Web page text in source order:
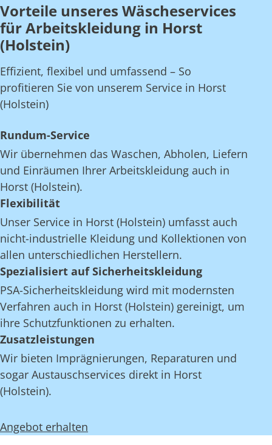
Vorteile unseres Wäscheservices
für Arbeitskleidung in Horst
(Holstein)
Effizient, flexibel und umfassend – So
profitieren Sie von unserem Service in Horst
(Holstein)
Rundum-Service
Wir übernehmen das Waschen, Abholen, Liefern
und Einräumen Ihrer Arbeitskleidung auch in
Horst (Holstein).
Flexibilität
Unser Service in Horst (Holstein) umfasst auch
nicht-industrielle Kleidung und Kollektionen von
allen unterschiedlichen Herstellern.
Spezialisiert auf Sicherheitskleidung
PSA-Sicherheitskleidung wird mit modernsten
Verfahren auch in Horst (Holstein) gereinigt, um
ihre Schutzfunktionen zu erhalten.
Zusatzleistungen
Wir bieten Imprägnierungen, Reparaturen und
sogar Austauschservices direkt in Horst
(Holstein).
Angebot erhalten